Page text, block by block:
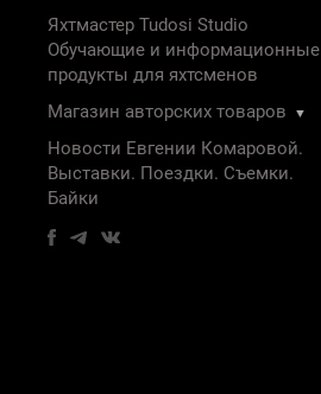
Яхтмастер Tudosi Studio
Обучающие и информационные
продукты для яхтсменов
Магазин авторских товаров
▼
Новости Евгении Комаровой.
Выставки. Поездки. Съемки.
Байки